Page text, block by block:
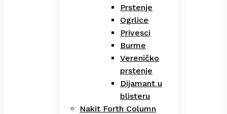
Prstenje
Ogrlice
Privesci
Burme
Vereničko
prstenje
Dijamant u
blisteru
Nakit Forth Column